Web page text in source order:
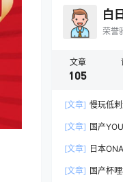
白
荣誉
文章
105
[文章] 慢玩低
[文章] 国产
[文章] 日本
[文章] 国产杯